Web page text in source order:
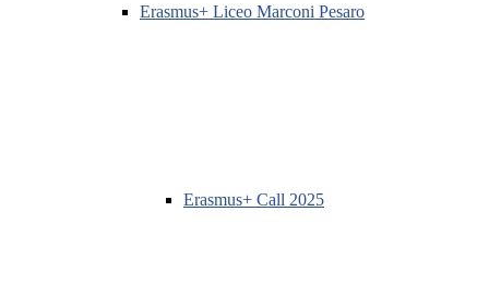
Erasmus+ Liceo Marconi Pesaro
Erasmus+ Call 2025